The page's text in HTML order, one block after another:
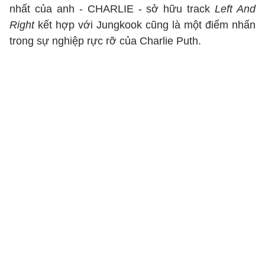
nhất của anh - CHARLIE - sở hữu trackLeft And
Right kết hợp với Jungkook cũng là một điểm nhấn
trong sự nghiệp rực rỡ của Charlie Puth.